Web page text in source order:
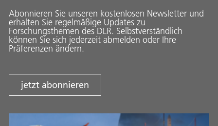
Abonnieren Sie unseren kostenlosen Newsletter und
erhalten Sie regelmäßige Updates zu
Forschungsthemen des DLR. Selbstverständlich
können Sie sich jederzeit abmelden oder Ihre
Präferenzen ändern.
jetzt abonnieren